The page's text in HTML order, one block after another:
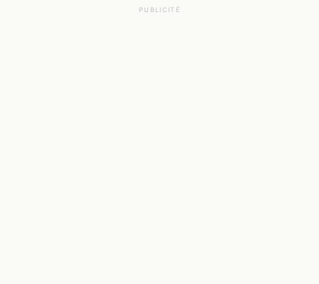
PUBLICITÉ